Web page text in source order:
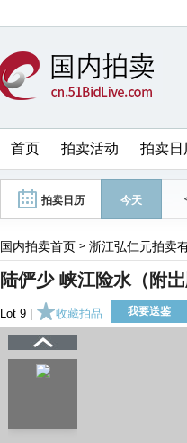
首页 拍卖活动 拍卖日
拍卖日历 今天
国内拍卖首页 > 浙江弘仁元拍卖
陆俨少 峡江险水（附岀
Lot 9 | 收藏拍品 我要送鉴